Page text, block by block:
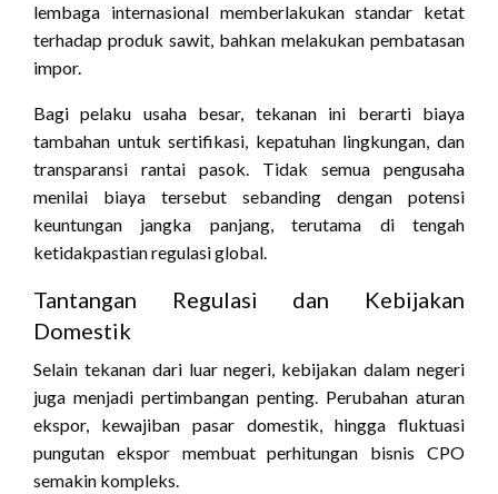
lembaga internasional memberlakukan standar ketat
terhadap produk sawit, bahkan melakukan pembatasan
impor.
Bagi pelaku usaha besar, tekanan ini berarti biaya
tambahan untuk sertifikasi, kepatuhan lingkungan, dan
transparansi rantai pasok. Tidak semua pengusaha
menilai biaya tersebut sebanding dengan potensi
keuntungan jangka panjang, terutama di tengah
ketidakpastian regulasi global.
Tantangan Regulasi dan Kebijakan
Domestik
Selain tekanan dari luar negeri, kebijakan dalam negeri
juga menjadi pertimbangan penting. Perubahan aturan
ekspor, kewajiban pasar domestik, hingga fluktuasi
pungutan ekspor membuat perhitungan bisnis CPO
semakin kompleks.